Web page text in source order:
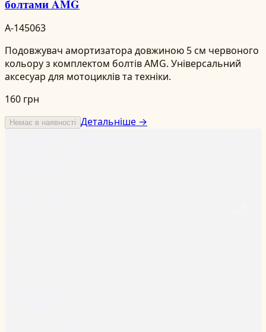
болтами AMG
A-145063
Подовжувач амортизатора довжиною 5 см червоного
кольору з комплектом болтів AMG. Універсальний
аксесуар для мотоциклів та техніки.
160 грн
Немає в наявності Детальніше →